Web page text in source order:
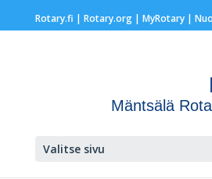
Rotary.fi | Rotary.org| MyRotary |
Mäntsälä
Valitse sivu